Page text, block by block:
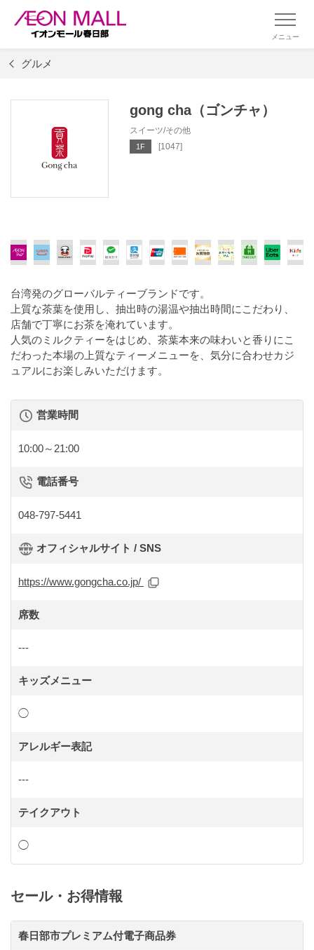
メニュー
グルメ
gong cha（ゴンチャ）
スイーツ/その他
1F [1047]
台湾発のグローバルティーブランドです。
上質な茶葉を使用し、抽出時の湯温や抽出時間にこだわり、
店舗で丁寧にお茶を淹れています。
人気のミルクティーをはじめ、茶葉本来の味わいと香りにこ
だわった本場の上質なティーメニューを、気分に合わせカジ
ュアルにお楽しみいただけます。
営業時間
10:00～21:00
電話番号
048-797-5441
オフィシャルサイト / SNS
https://www.gongcha.co.jp/
席数
---
キッズメニュー
◯
アレルギー表記
---
テイクアウト
◯
セール・お得情報
春日部市プレミアム付電子商品券